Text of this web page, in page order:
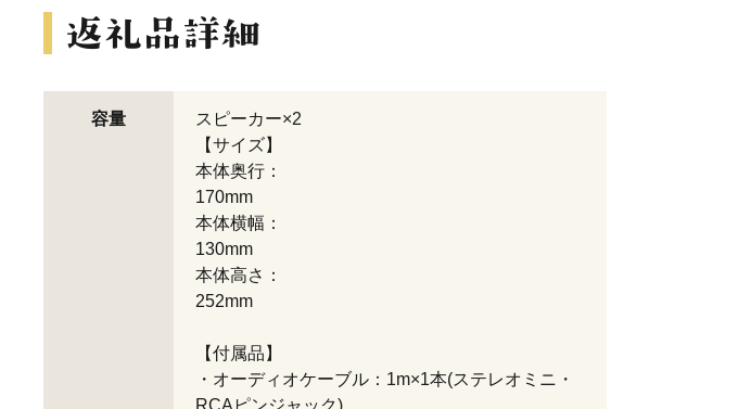
容量
スピーカー×2
【サイズ】
本体奥行：
170mm
本体横幅：
130mm
本体高さ：
252mm
【付属品】
・オーディオケーブル：1m×1本(ステレオミニ・
RCAピンジャック)